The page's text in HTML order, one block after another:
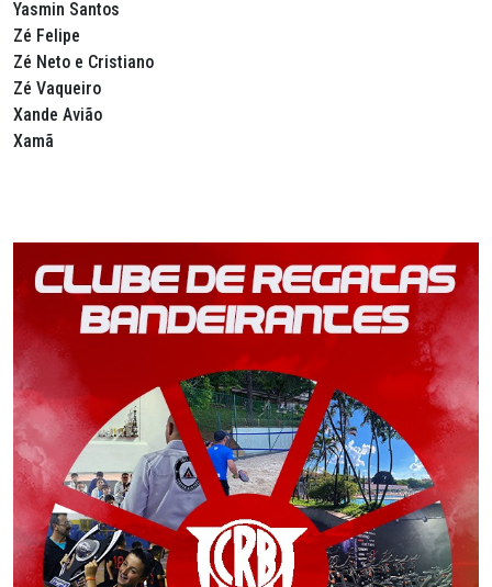
Yasmin Santos
Zé Felipe
Zé Neto e Cristiano
Zé Vaqueiro
Xande Avião
Xamã